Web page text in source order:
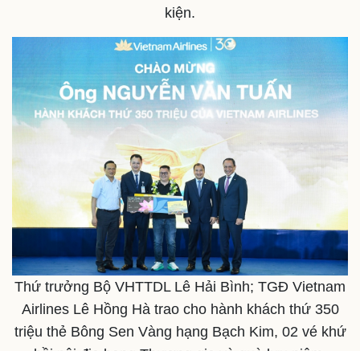
kiện.
Thứ trưởng Bộ VHTTDL Lê Hải Bình; TGĐ Vietnam
Airlines Lê Hồng Hà trao cho hành khách thứ 350
triệu thẻ Bông Sen Vàng hạng Bạch Kim, 02 vé khứ